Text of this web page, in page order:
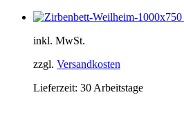
inkl. MwSt.
zzgl. Versandkosten
Lieferzeit: 30 Arbeitstage